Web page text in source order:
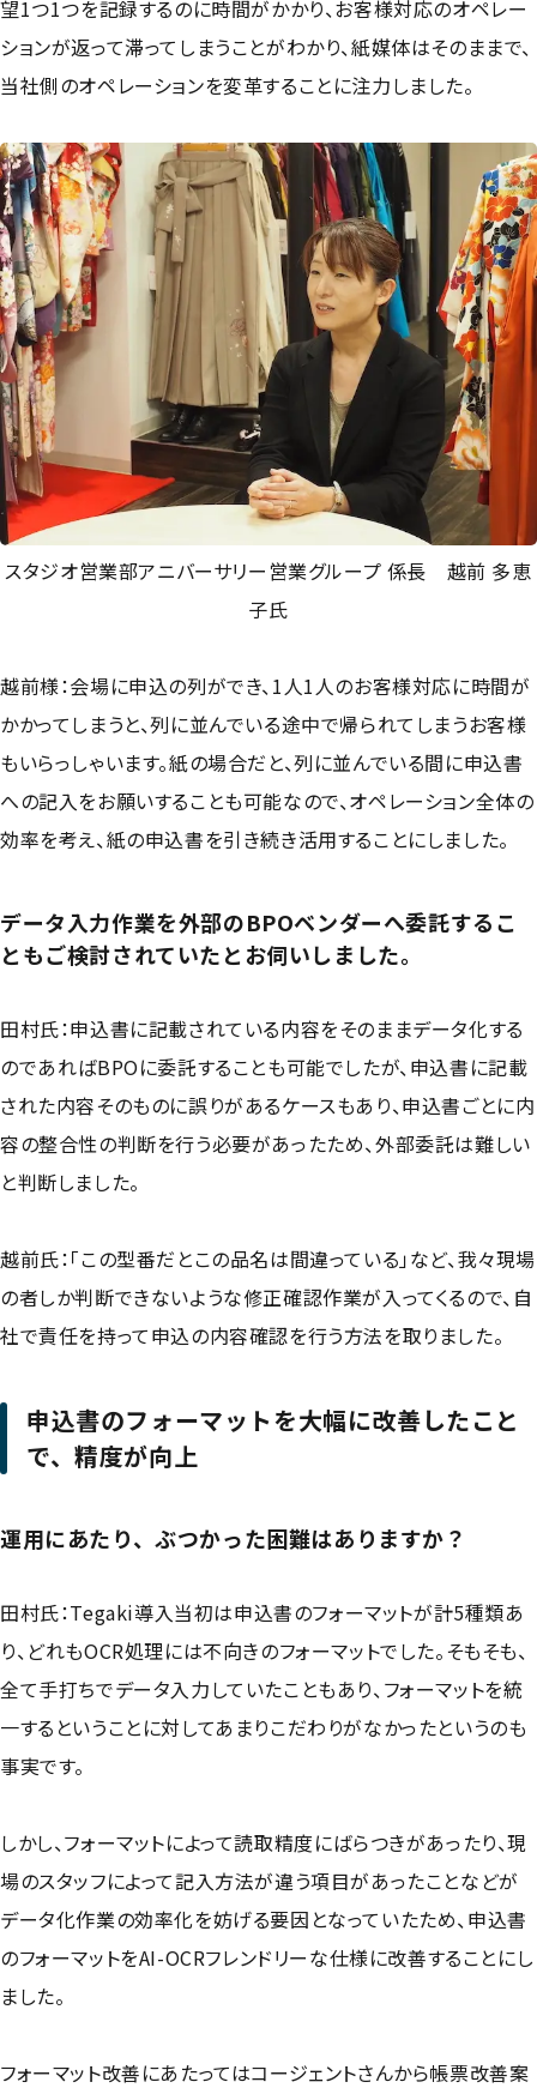
望1つ1つを記録するのに時間がかかり、お客様対応のオペレー
ションが返って滞ってしまうことがわかり、紙媒体はそのままで、
当社側のオペレーションを変革することに注力しました。
スタジオ営業部アニバーサリー営業グループ 係長 越前 多恵
子氏
越前様：会場に申込の列ができ、1人1人のお客様対応に時間が
かかってしまうと、列に並んでいる途中で帰られてしまうお客様
もいらっしゃいます。紙の場合だと、列に並んでいる間に申込書
への記入をお願いすることも可能なので、オペレーション全体の
効率を考え、紙の申込書を引き続き活用することにしました。
データ入力作業を外部のBPOベンダーへ委託するこ
ともご検討されていたとお伺いしました。
田村氏：申込書に記載されている内容をそのままデータ化する
のであればBPOに委託することも可能でしたが、申込書に記載
された内容そのものに誤りがあるケースもあり、申込書ごとに内
容の整合性の判断を行う必要があったため、外部委託は難しい
と判断しました。
越前氏：「この型番だとこの品名は間違っている」など、我々現場
の者しか判断できないような修正確認作業が入ってくるので、自
社で責任を持って申込の内容確認を行う方法を取りました。
申込書のフォーマットを大幅に改善したこと
で、精度が向上
運用にあたり、ぶつかった困難はありますか？
田村氏：Tegaki導入当初は申込書のフォーマットが計5種類あ
り、どれもOCR処理には不向きのフォーマットでした。そもそも、
全て手打ちでデータ入力していたこともあり、フォーマットを統
一するということに対してあまりこだわりがなかったというのも
事実です。
しかし、フォーマットによって読取精度にばらつきがあったり、現
場のスタッフによって記入方法が違う項目があったことなどが
データ化作業の効率化を妨げる要因となっていたため、申込書
のフォーマットをAI-OCRフレンドリーな仕様に改善することにし
ました。
フォーマット改善にあたってはコージェントさんから帳票改善案